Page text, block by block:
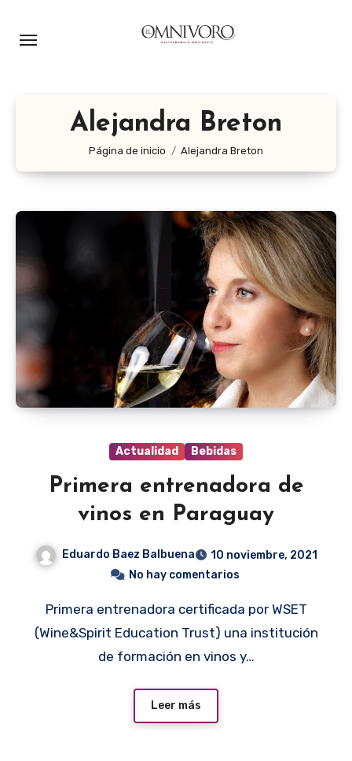
Alejandra Breton
Página de inicio Alejandra Breton
Actualidad Bebidas
Primera entrenadora de
vinos en Paraguay
Eduardo Baez Balbuena
10 noviembre, 2021
No hay comentarios
Primera entrenadora certificada por WSET
(Wine&Spirit Education Trust) una institución
de formación en vinos y…
Leer más